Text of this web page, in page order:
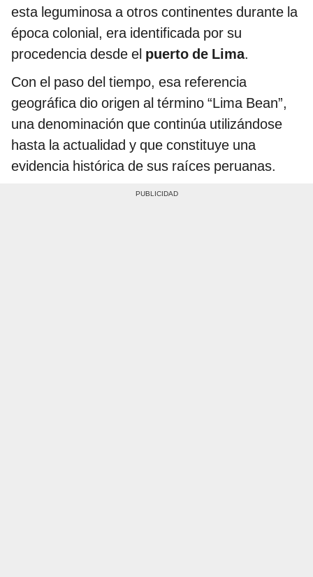
esta leguminosa a otros continentes durante la
época colonial, era identificada por su
procedencia desde el puerto de Lima.
Con el paso del tiempo, esa referencia
geográfica dio origen al término “Lima Bean”,
una denominación que continúa utilizándose
hasta la actualidad y que constituye una
evidencia histórica de sus raíces peruanas.